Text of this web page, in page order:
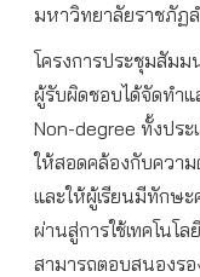
มหาวิทยาลัยราชภัฏ
โครงการประชุมสัม
ผู้รับผิดชอบได้จัดทำ
Non-degree ทั้งประ
ให้สอดคล้องกับควา
และให้ผู้เรียนมีทักษะ
ผ่านสู่การใช้เทคโนโ
สามารถตอบสนองร